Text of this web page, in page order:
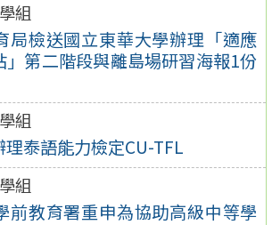
組
局檢送國立東華大學辦理「適應
」第二階段與離島場研習海報1份
組
泰語能力檢定CU-TFL
組
前教育署重申為協助高級中等學